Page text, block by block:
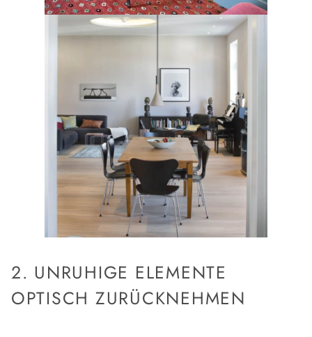
2. UNRUHIGE ELEMENTE
OPTISCH ZURÜCKNEHMEN